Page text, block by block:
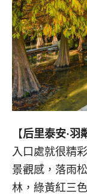
【后里泰安·羽
入口處就很精
景觀感，落雨
林，綠黃紅三